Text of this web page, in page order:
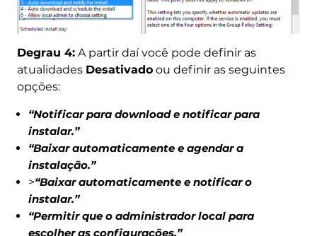
Degrau 4:A partir daí você pode definir as
atualidades Desativadoou definir as seguintes
opções:
“Notificar para download e notificar para
instalar.”
“Baixar automaticamente e agendar a
instalação.”
>“Baixar automaticamente e notificar o
instalar.”
“Permitir que o administrador local para
escolher as configurações.”